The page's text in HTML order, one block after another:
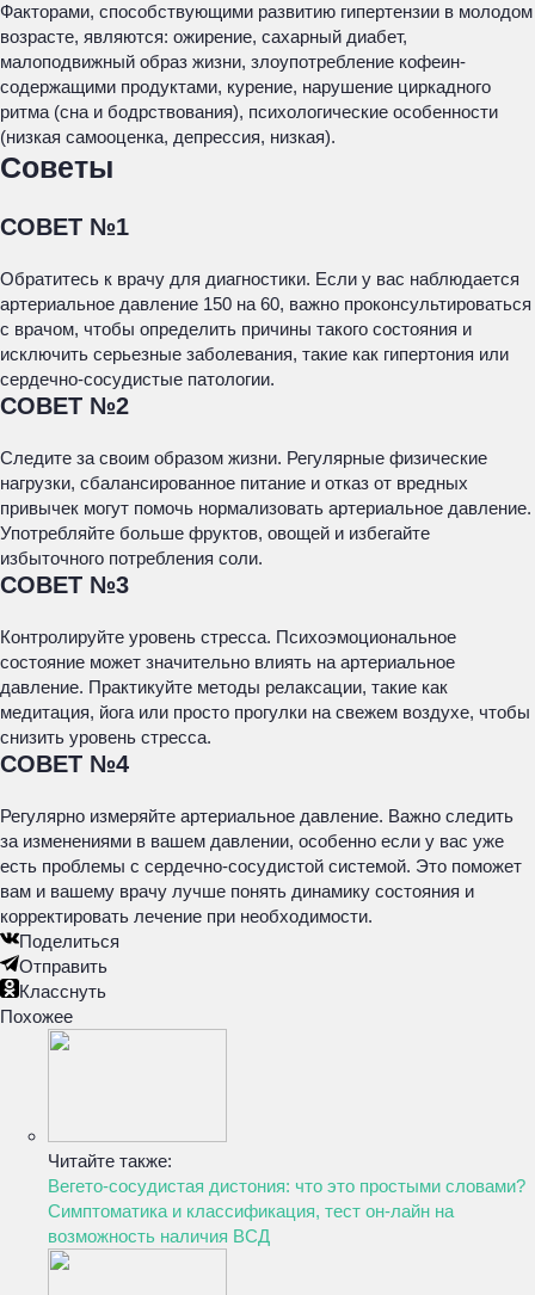
Факторами, способствующими развитию гипертензии в молодом
возрасте, являются: ожирение, сахарный диабет,
малоподвижный образ жизни, злоупотребление кофеин-
содержащими продуктами, курение, нарушение циркадного
ритма (сна и бодрствования), психологические особенности
(низкая самооценка, депрессия, низкая).
Советы
СОВЕТ №1
Обратитесь к врачу для диагностики. Если у вас наблюдается
артериальное давление 150 на 60, важно проконсультироваться
с врачом, чтобы определить причины такого состояния и
исключить серьезные заболевания, такие как гипертония или
сердечно-сосудистые патологии.
СОВЕТ №2
Следите за своим образом жизни. Регулярные физические
нагрузки, сбалансированное питание и отказ от вредных
привычек могут помочь нормализовать артериальное давление.
Употребляйте больше фруктов, овощей и избегайте
избыточного потребления соли.
СОВЕТ №3
Контролируйте уровень стресса. Психоэмоциональное
состояние может значительно влиять на артериальное
давление. Практикуйте методы релаксации, такие как
медитация, йога или просто прогулки на свежем воздухе, чтобы
снизить уровень стресса.
СОВЕТ №4
Регулярно измеряйте артериальное давление. Важно следить
за изменениями в вашем давлении, особенно если у вас уже
есть проблемы с сердечно-сосудистой системой. Это поможет
вам и вашему врачу лучше понять динамику состояния и
корректировать лечение при необходимости.
Поделиться
Отправить
Класснуть
Похожее
Читайте также:
Вегето-сосудистая дистония: что это простыми словами?
Симптоматика и классификация, тест он-лайн на
возможность наличия ВСД